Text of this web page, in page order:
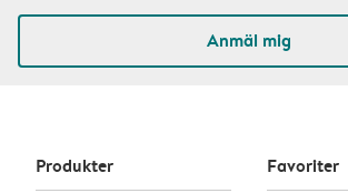
Anmäl mig
Produkter Favoriter